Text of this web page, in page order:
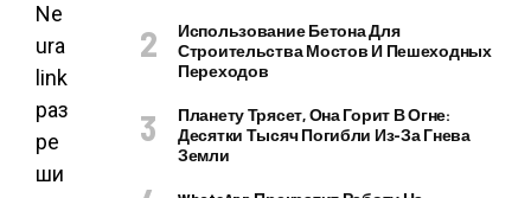
Ne
ura
link
раз
ре
ши
Использование Бетона Для
Строительства Мостов И Пешеходных
Переходов
Планету Трясет, Она Горит В Огне:
Десятки Тысяч Погибли Из-За Гнева
Земли